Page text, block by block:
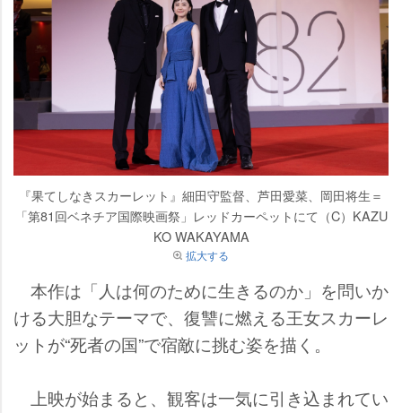
『果てしなきスカーレット』細田守監督、芦田愛菜、岡田将生＝
「第81回ベネチア国際映画祭」レッドカーペットにて（C）KAZU
KO WAKAYAMA
拡大する
本作は「人は何のために生きるのか」を問いか
ける大胆なテーマで、復讐に燃える王女スカーレ
ットが“死者の国”で宿敵に挑む姿を描く。
上映が始まると、観客は一気に引き込まれてい